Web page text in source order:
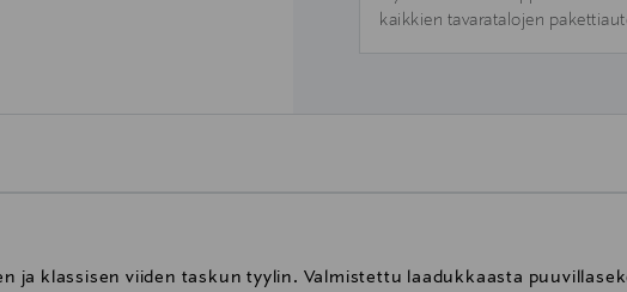
kaikkien tavaratalojen
ja klassisen viiden taskun tyylin. Valmistettu laadukkaasta